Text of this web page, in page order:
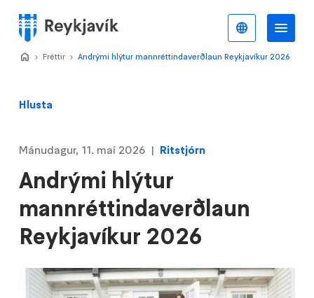
meginefni
Valmynd
Hlusta
Andrými hlýtur
mannréttindaverðlaun
Reykjavíkur 2026
Mánudagur, 11. maí 2026 Ritstjórn
Home
>
Fréttir >
Andrými hlýtur mannréttindaverðlaun Reykjavíkur 2026
Íslenska